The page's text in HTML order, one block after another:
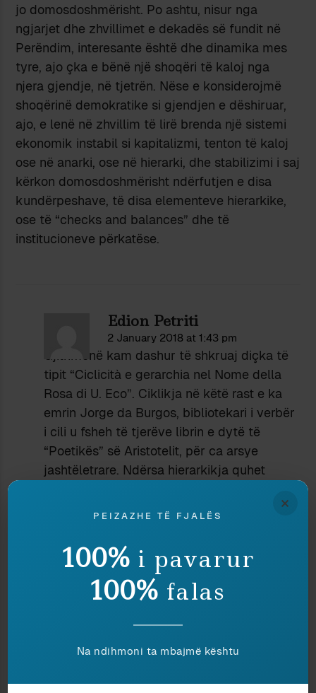
jo domosdoshmërisht. Po ashtu, nisur nga
ngjarjet dhe zhvillimet e dekadës së fundit në
Perëndim, interesante është dhe dinamika mes
tyre, ajo çka e bënë një shoqëri të kaloj nga
njera gjendje, në tjetrën. Nëse e konsiderojmë
shoqërinë demokratike si gjendjen e dëshiruar,
ajo, e lenë në zhvillim të lirë brenda një sistemi
ekonomik instabil si kapitalizmi, tenton të kaloj
ose në anarki, ose në hierarki, dhe stabilizimi i saj
kërkon domosdoshmërisht ndërfutjen e disa
kundërpeshave, të disa elementeve hierarkike,
ose të “checks and balances” dhe të
institucioneve përkatëse.
Edion Petriti
2 January 2018 at 1:43 pm
Gjithmonë kam dashur të shkruaj diçka të
tipit “Ciclicità e gerarchia nel Nome della
Rosa di U. Eco”. Ciklikja në këtë rast e ka
emrin Jorge da Burgos, bibliotekari i verbër
i cili u fsheh të tjerëve librin e dytë të
“Poetikës” së Aristotelit, për ca arsye
jashtëletrare. Ndërsa hierarkikja quhet
ekranizimin e romanit, e di se luhet nga
brenda sistemeve kaotike sundon një farë
rregulli, pasi një sistem 100% kaotik nuk
ekziston. Një sistem i cili nuk ka rregulla,
është logjikisht absurd, pra i pamundur, pasi
edhe vetë fjalia “pa rregulla” është një
roman simbolizohet nga Salvatorja, i cili
×
PEIZAZHE TË FJALËS
100% i pavarur
100% falas
Na ndihmoni ta mbajmë kështu